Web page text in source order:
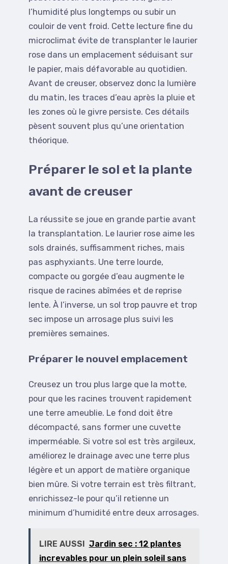
l’humidité plus longtemps ou subir un
couloir de vent froid. Cette lecture fine du
microclimat évite de transplanter le laurier
rose dans un emplacement séduisant sur
le papier, mais défavorable au quotidien.
Avant de creuser, observez donc la lumière
du matin, les traces d’eau après la pluie et
les zones où le givre persiste. Ces détails
pèsent souvent plus qu’une orientation
théorique.
Préparer le sol et la plante
avant de creuser
La réussite se joue en grande partie avant
la transplantation. Le laurier rose aime les
sols drainés, suffisamment riches, mais
pas asphyxiants. Une terre lourde,
compacte ou gorgée d’eau augmente le
risque de racines abîmées et de reprise
lente. À l’inverse, un sol trop pauvre et trop
sec impose un arrosage plus suivi les
premières semaines.
Préparer le nouvel emplacement
Creusez un trou plus large que la motte,
pour que les racines trouvent rapidement
une terre ameublie. Le fond doit être
décompacté, sans former une cuvette
imperméable. Si votre sol est très argileux,
améliorez le drainage avec une terre plus
légère et un apport de matière organique
bien mûre. Si votre terrain est très filtrant,
enrichissez-le pour qu’il retienne un
minimum d’humidité entre deux arrosages.
LIRE AUSSI Jardin sec : 12 plantes
increvables pour un plein soleil sans